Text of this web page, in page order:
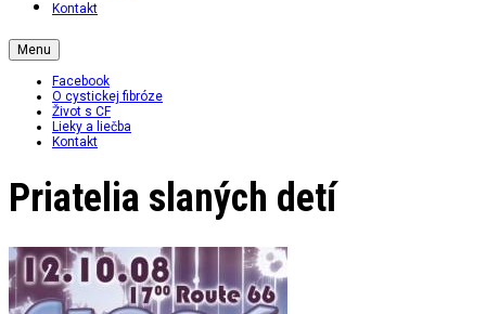
Kontakt
Menu
Facebook
O cystickej fibróze
Život s CF
Lieky a liečba
Kontakt
Priatelia slaných detí